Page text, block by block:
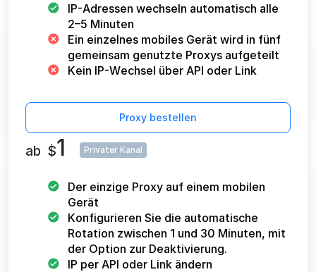
IP-Adressen wechseln automatisch alle
2–5 Minuten
Ein einzelnes mobiles Gerät wird in fünf
gemeinsam genutzte Proxys aufgeteilt
Kein IP-Wechsel über API oder Link
Proxy bestellen
ab $1 Privater Kanal
Der einzige Proxy auf einem mobilen
Gerät
Konfigurieren Sie die automatische
Rotation zwischen 1 und 30 Minuten, mit
der Option zur Deaktivierung.
IP per API oder Link ändern